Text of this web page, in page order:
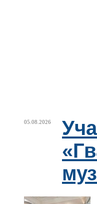
05.08.2026